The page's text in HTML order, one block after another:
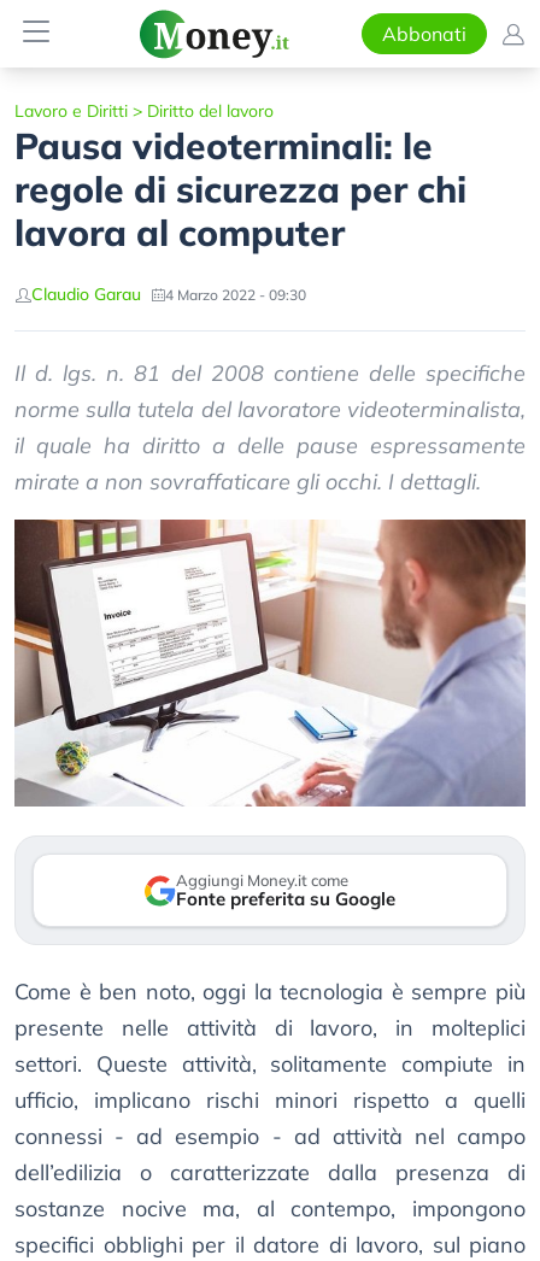
Abbonati
Lavoro e Diritti > Diritto del lavoro
Pausa videoterminali: le
regole di sicurezza per chi
lavora al computer
Claudio Garau 4 Marzo 2022 - 09:30
Il d. lgs. n. 81 del 2008 contiene delle specifiche
norme sulla tutela del lavoratore videoterminalista,
il quale ha diritto a delle pause espressamente
mirate a non sovraffaticare gli occhi. I dettagli.
Aggiungi Money.it come
Fonte preferita su Google
Come è ben noto, oggi la tecnologia è sempre più
presente nelle attività di lavoro, in molteplici
settori. Queste attività, solitamente compiute in
ufficio, implicano rischi minori rispetto a quelli
connessi - ad esempio - ad attività nel campo
dell’edilizia o caratterizzate dalla presenza di
sostanze nocive ma, al contempo, impongono
specifici obblighi per il datore di lavoro, sul piano